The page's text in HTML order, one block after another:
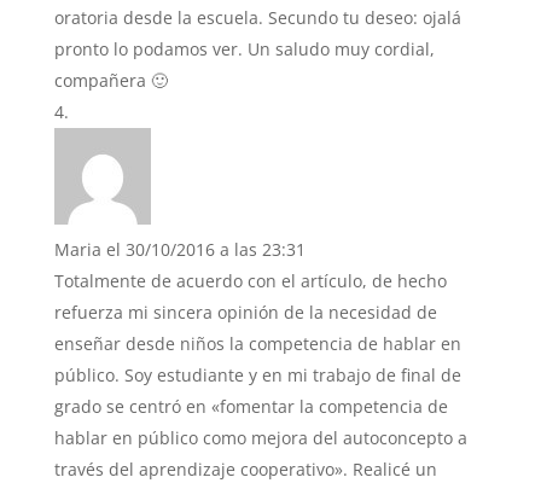
oratoria desde la escuela. Secundo tu deseo: ojalá
pronto lo podamos ver. Un saludo muy cordial,
compañera 🙂
Maria el 30/10/2016 a las 23:31
Totalmente de acuerdo con el artículo, de hecho
refuerza mi sincera opinión de la necesidad de
enseñar desde niños la competencia de hablar en
público. Soy estudiante y en mi trabajo de final de
grado se centró en «fomentar la competencia de
hablar en público como mejora del autoconcepto a
través del aprendizaje cooperativo». Realicé un